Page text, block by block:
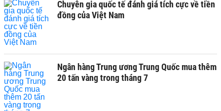
Chuyên gia quốc tế đánh giá tích cực về tiền
đồng của Việt Nam
Ngân hàng Trung ương Trung Quốc mua thêm
20 tấn vàng trong tháng 7